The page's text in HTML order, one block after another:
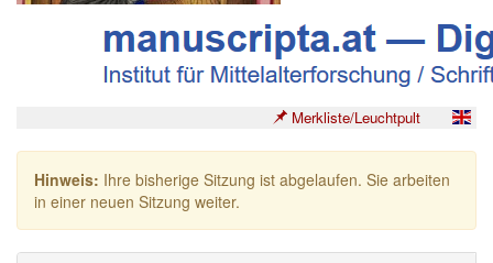
Merkliste/Leuchtpult
Hinweis: Ihre bisherige Sitzung ist abgelaufen. Sie arbeiten
in einer neuen Sitzung weiter.